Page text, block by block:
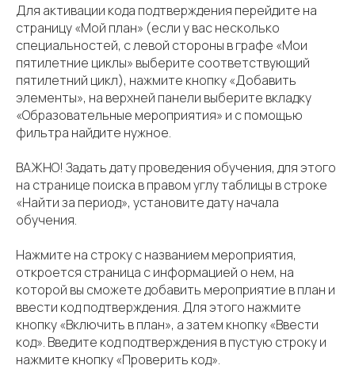
Для активации кода подтверждения перейдите на
страницу «Мой план» (если у вас несколько
специальностей, с левой стороны в графе «Мои
пятилетние циклы» выберите соответствующий
пятилетний цикл), нажмите кнопку «Добавить
элементы», на верхней панели выберите вкладку
«Образовательные мероприятия» и с помощью
фильтра найдите нужное.
ВАЖНО! Задать дату проведения обучения, для этого
на странице поиска в правом углу таблицы в строке
«Найти за период», установите дату начала
обучения.
Нажмите на строку с названием мероприятия,
откроется страница с информацией о нем, на
которой вы сможете добавить мероприятие в план и
ввести код подтверждения. Для этого нажмите
кнопку «Включить в план», а затем кнопку «Ввести
код». Введите код подтверждения в пустую строку и
нажмите кнопку «Проверить код».